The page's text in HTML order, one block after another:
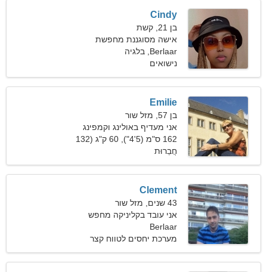
Cindy
בן 21, קשת
אישה מסוגננת מחפשת
מערכת יחסים לטווח ארוך
Berlaar, בלגיה
נישואים
Emilie
בן 57, מזל שור
אני מעדיף באולינג וקמפינג
162 ס"מ (5'4"), 60 ק"ג (132
פאונד)
חֲבֵרוּת
Clement
43 שנים, מזל שור
אני עובד בקליניקה מחפש
אישה רומנטית
Berlaar
מערכת יחסים לטווח קצר